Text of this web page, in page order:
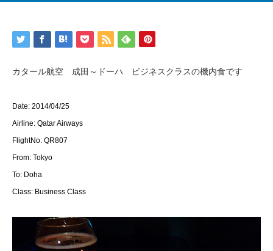
カタール航空 成田～ドーハ ビジネスクラスの機内食です
Date: 2014/04/25
Airline: Qatar Airways
FlightNo: QR807
From: Tokyo
To: Doha
Class: Business Class